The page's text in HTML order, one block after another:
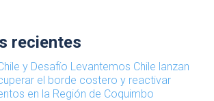
recientes
y Desafío Levantemos Chile lanzan
el borde costero y reactivar
en la Región de Coquimbo